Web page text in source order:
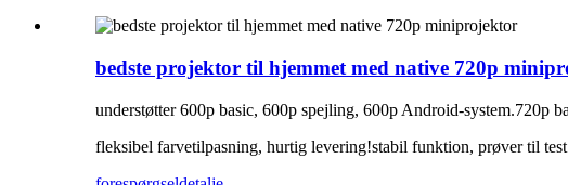
bedste projektor til hjemmet med native 720p
understøtter 600p basic, 600p spejling, 600p Android-system.720p
fleksibel farvetilpasning, hurtig levering!stabil funktion, prøver til